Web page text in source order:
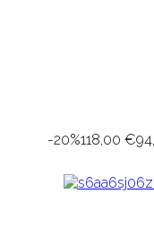
-20%118,00 €